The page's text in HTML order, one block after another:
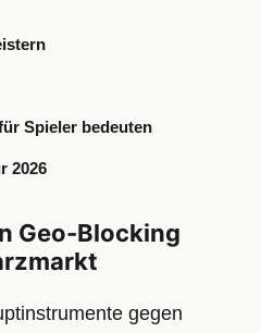
Spieler bedeuten
2026
Geo-Blocking
gegen